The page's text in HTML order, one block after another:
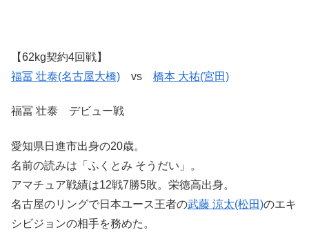
【62kg契約4回戦】
福冨 壮泰(名古屋大橋) vs 橋本 大祐(宮田)
福冨 壮泰 デビュー戦
愛知県日進市出身の20歳。
名前の読みは「ふくとみ そうだい」。
アマチュア戦績は12戦7勝5敗。栄徳高出身。
名古屋のリングで日本ユース王者の武藤 涼太(松田)のエキ
シビジョンの相手を務めた。